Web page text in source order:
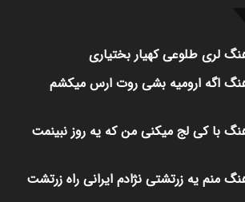
لری طلوعی کهیار بختیاری
اگه ارومیه بشی روت ارس میکشم
با کی لج میکنی من که یه روز نبینمت
منم یه زرتشتی نژادم ایرانی راه زرتشت